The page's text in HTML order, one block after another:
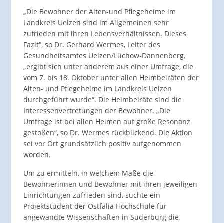
„Die Bewohner der Alten-und Pflegeheime im
Landkreis Uelzen sind im Allgemeinen sehr
zufrieden mit ihren Lebensverhältnissen. Dieses
Fazit“, so Dr. Gerhard Wermes, Leiter des
Gesundheitsamtes Uelzen/Lüchow-Dannenberg,
„ergibt sich unter anderem aus einer Umfrage, die
vom 7. bis 18. Oktober unter allen Heimbeiräten der
Alten- und Pflegeheime im Landkreis Uelzen
durchgeführt wurde“. Die Heimbeiräte sind die
Interessenvertretungen der Bewohner. „Die
Umfrage ist bei allen Heimen auf große Resonanz
gestoßen“, so Dr. Wermes rückblickend. Die Aktion
sei vor Ort grundsätzlich positiv aufgenommen
worden.
Um zu ermitteln, in welchem Maße die
Bewohnerinnen und Bewohner mit ihren jeweiligen
Einrichtungen zufrieden sind, suchte ein
Projektstudent der Ostfalia Hochschule für
angewandte Wissenschaften in Suderburg die